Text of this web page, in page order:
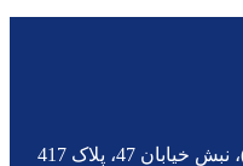
یوسف آباد(خیابان اسد آبادی)، نبش خیابان 47، پلاک 417